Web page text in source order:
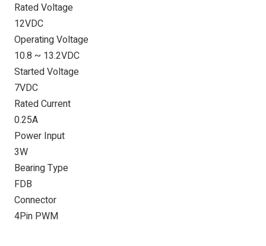
Rated Voltage
12VDC
Operating Voltage
10.8 ~ 13.2VDC
Started Voltage
7VDC
Rated Current
0.25A
Power Input
3W
Bearing Type
FDB
Connector
4Pin PWM